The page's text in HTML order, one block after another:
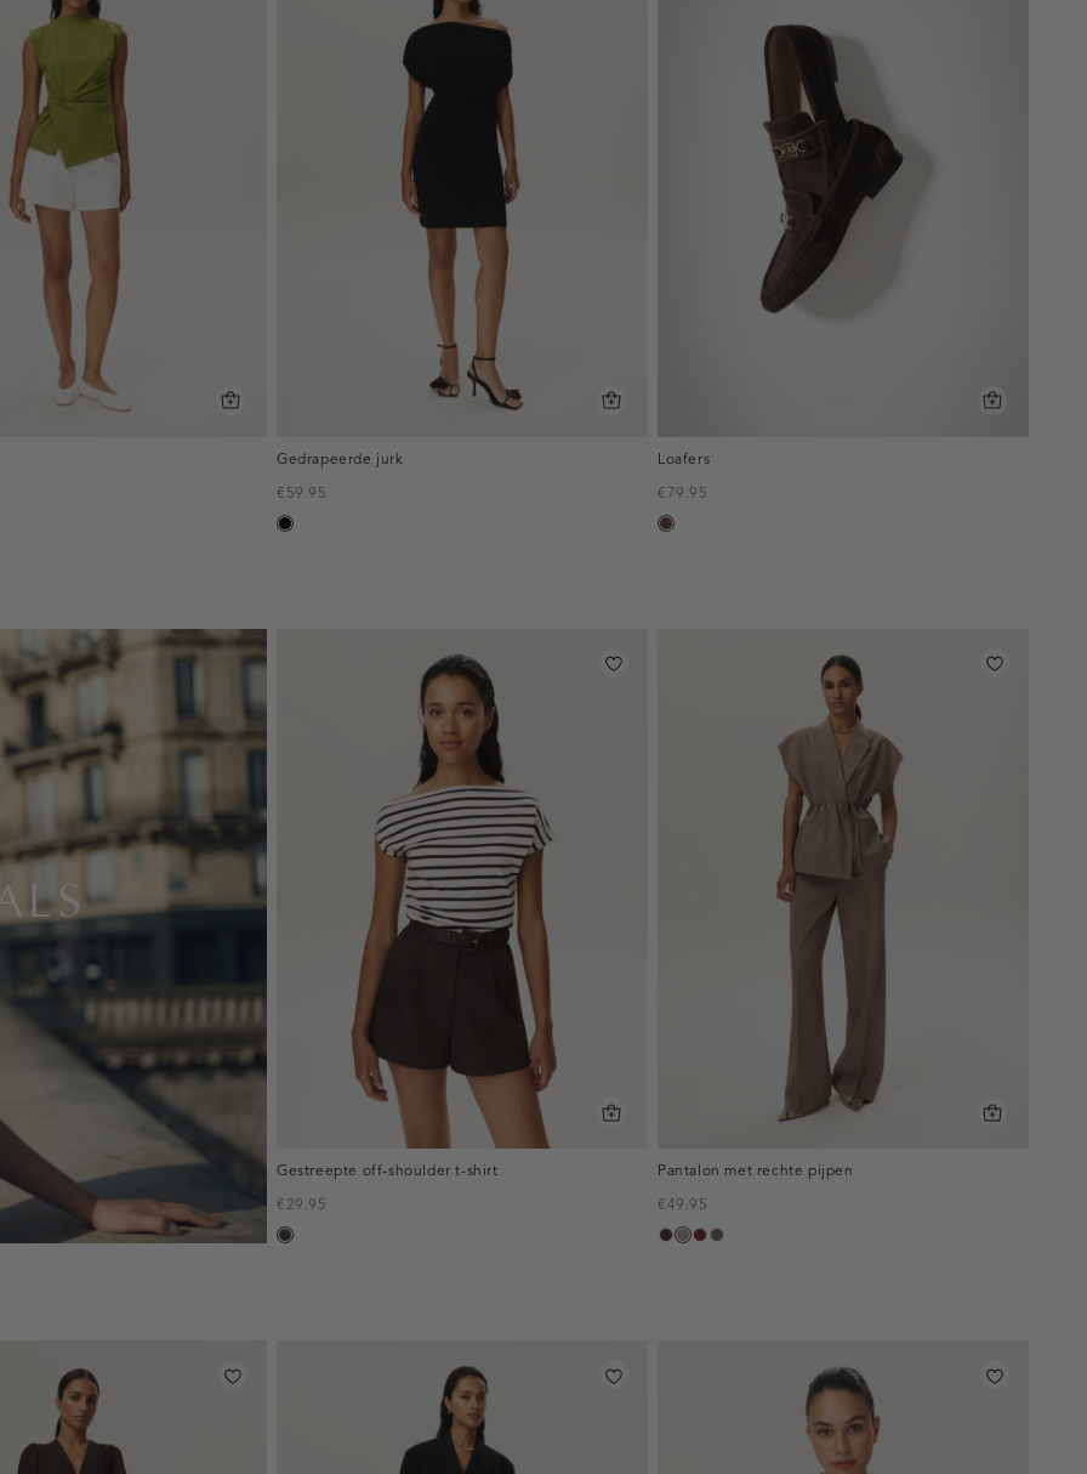
Gedrapeerde jurk
€59.95
zwart
Loafers
€79.95
donkerbruin
Gestreepte off-shoulder t-shirt
€29.95
choco
Pantalon met rechte pijpen
€49.95
choco,
taupe,
bordeaux,
bruin